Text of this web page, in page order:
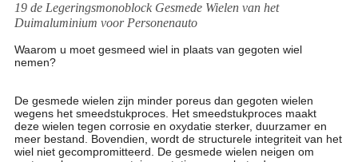
19 de Legeringsmonoblock Gesmede Wielen van het
Duimaluminium voor Personenauto
Waarom u moet gesmeed wiel in plaats van gegoten wiel
nemen?
De gesmede wielen zijn minder poreus dan gegoten wielen
wegens het smeedstukproces. Het smeedstukproces maakt
deze wielen tegen corrosie en oxydatie sterker, duurzamer en
meer bestand. Bovendien, wordt de structurele integriteit van het
wiel niet gecompromitteerd. De gesmede wielen neigen om